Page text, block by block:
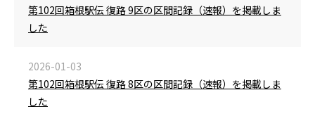
第102回箱根駅伝 復路 9区の区間記録（速報）を掲載しま
した
2026-01-03
第102回箱根駅伝 復路 8区の区間記録（速報）を掲載しま
した